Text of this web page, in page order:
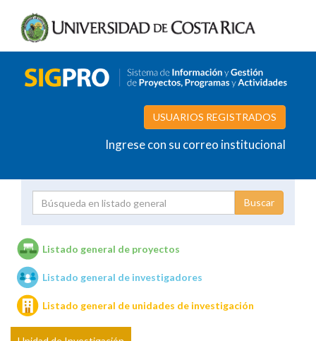
USUARIOS REGISTRADOS
Ingrese con su correo institucional
Unidades de investigación
Listado general de proyectos
Listado general de investigadores
Listado general de unidades de investigación